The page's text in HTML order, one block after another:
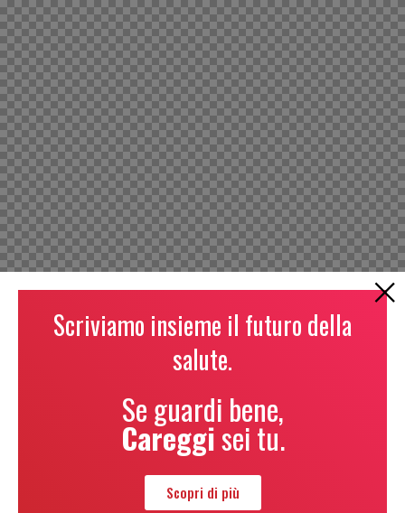
Scriviamo insieme il futuro della
salute.
Se guardi bene,
Careggisei tu.
Scopri di più